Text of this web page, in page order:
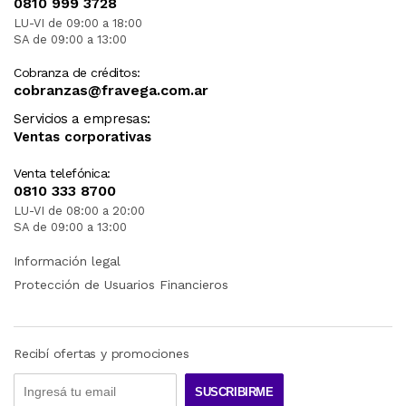
INTERNACIONALES.
DESPUES DE SU COMPRA.
ESTADOS UNIDOS GENERALMENTE SON DE 110V
Y POR LO TANTO DEBEN SER USADOS CON UN
CONSULTAR PREVIAMENTE.
LU-VI de 09:00 a 18:00
SA de 09:00 a 13:00
Cobranza de créditos:
cobranzas@fravega.com.ar
Servicios a empresas:
Ventas corporativas
Venta telefónica:
0810 333 8700
LU-VI de 08:00 a 20:00
SA de 09:00 a 13:00
Información legal
Protección de Usuarios Financieros
Recibí ofertas y promociones
SUSCRIBIRME